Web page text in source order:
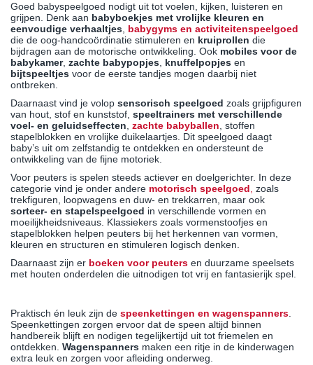
Goed babyspeelgoed nodigt uit tot voelen, kijken, luisteren en
grijpen. Denk aan babyboekjes met vrolijke kleuren en
eenvoudige verhaaltjes, babygyms en activiteitenspeelgoed
die de oog-handcoördinatie stimuleren en kruiprollen die
bijdragen aan de motorische ontwikkeling. Ook mobiles voor de
babykamer, zachte babypopjes, knuffelpopjes en
bijtspeeltjes voor de eerste tandjes mogen daarbij niet
ontbreken.
Daarnaast vind je volop sensorisch speelgoed zoals grijpfiguren
van hout, stof en kunststof, speeltrainers met verschillende
voel- en geluidseffecten, zachte babyballen, stoffen
stapelblokken en vrolijke duikelaartjes. Dit speelgoed daagt
baby’s uit om zelfstandig te ontdekken en ondersteunt de
ontwikkeling van de fijne motoriek.
Voor peuters is spelen steeds actiever en doelgerichter. In deze
categorie vind je onder andere motorisch speelgoed, zoals
trekfiguren, loopwagens en duw- en trekkarren, maar ook
sorteer- en stapelspeelgoed in verschillende vormen en
moeilijkheidsniveaus. Klassiekers zoals vormenstoofjes en
stapelblokken helpen peuters bij het herkennen van vormen,
kleuren en structuren en stimuleren logisch denken.
Daarnaast zijn er boeken voor peuters en duurzame speelsets
met houten onderdelen die uitnodigen tot vrij en fantasierijk spel.
Praktisch én leuk zijn de speenkettingen en wagenspanners.
Speenkettingen zorgen ervoor dat de speen altijd binnen
handbereik blijft en nodigen tegelijkertijd uit tot friemelen en
ontdekken. Wagenspanners maken een ritje in de kinderwagen
extra leuk en zorgen voor afleiding onderweg.